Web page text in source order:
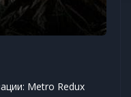
Metro Redux